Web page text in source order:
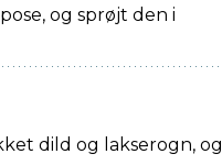
og sprøjt den i
dild og lakserogn, og